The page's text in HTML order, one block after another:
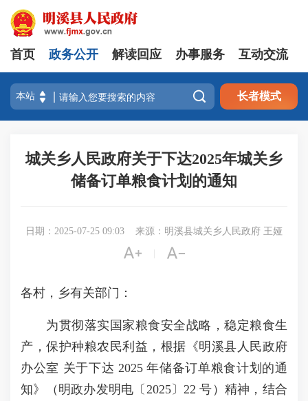
首页 政务公开 解读回应 办事服务 互动交流
 长者模式
城关乡人民政府关于下达2025年城关乡
储备订单粮食计划的通知
日期：2025-07-25 09:03 来源：明溪县城关乡人民政府 王娅
 
各村，乡有关部门：
为贯彻落实国家粮食安全战略，稳定粮食生
产，保护种粮农民利益，根据《明溪县人民政府
办公室 关于下达 2025 年储备订单粮食计划的通
知》（明政办发明电〔2025〕22 号）精神，结合